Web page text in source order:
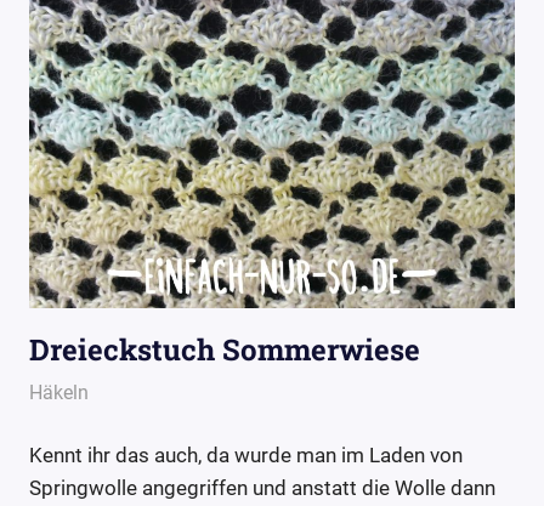
Dreieckstuch Sommerwiese
4. Oktober 2016
Wollpoesie
Häkeln
Kennt ihr das auch, da wurde man im Laden von
Springwolle angegriffen und anstatt die Wolle dann